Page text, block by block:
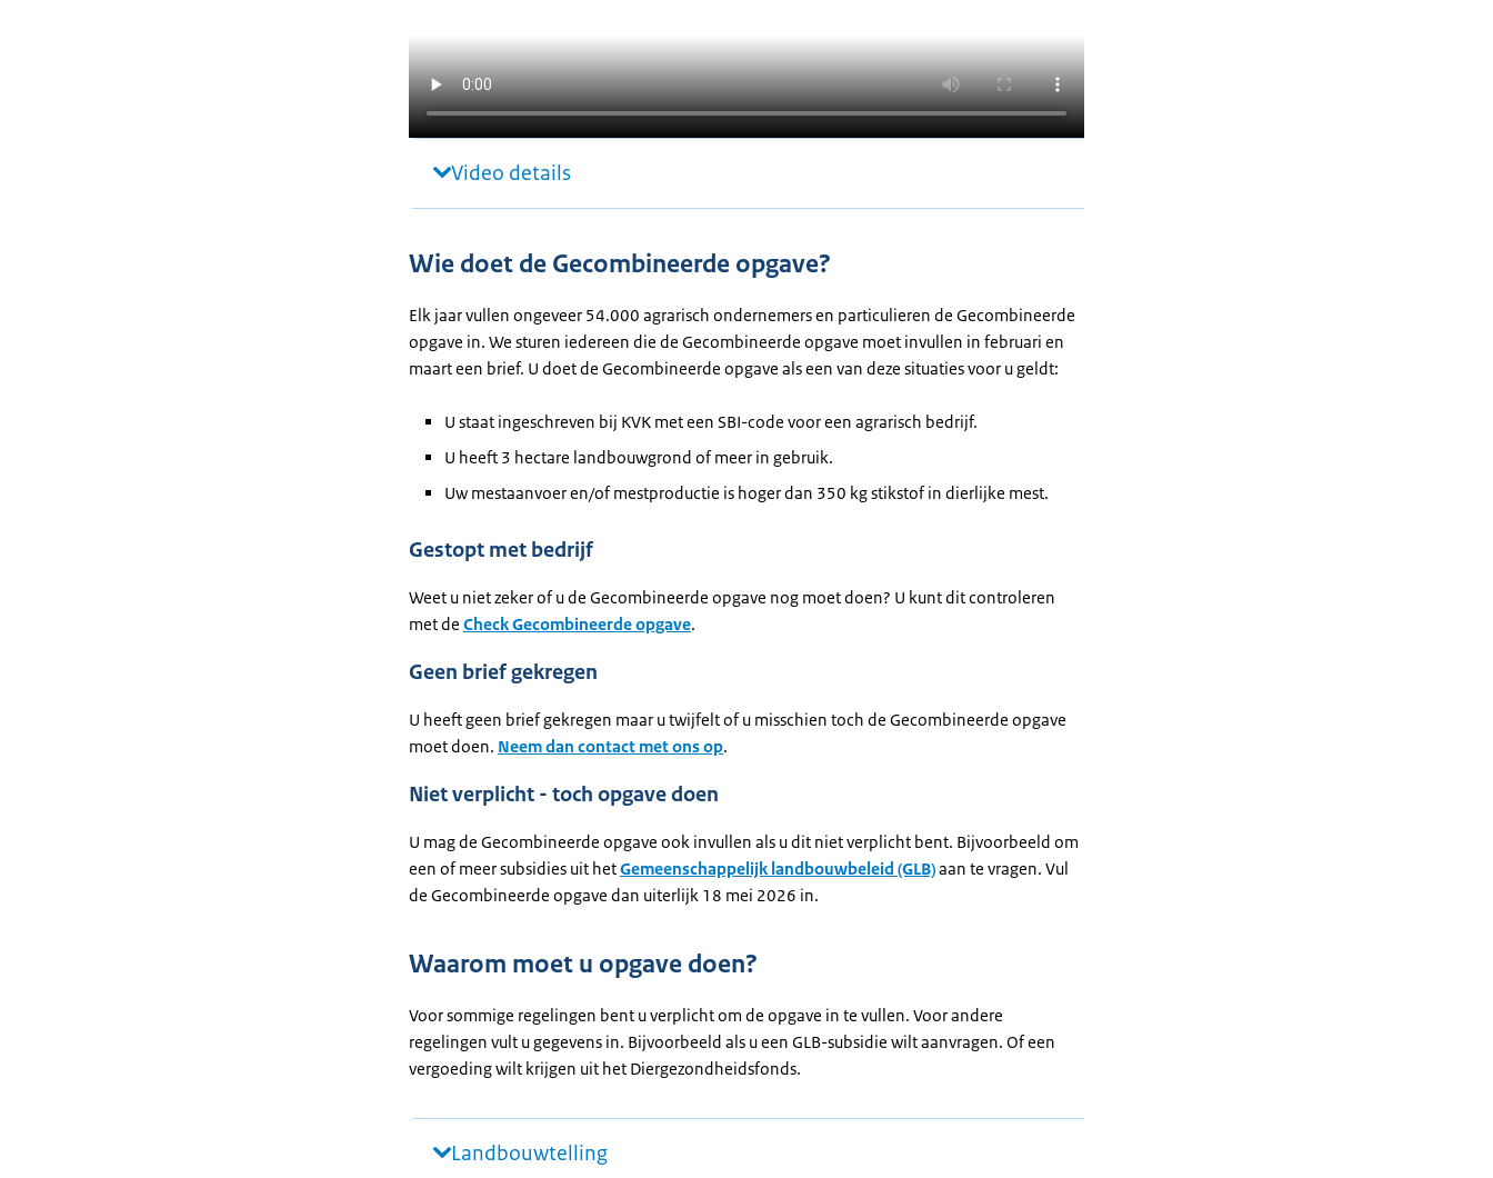
Video details
Wie doet de Gecombineerde opgave?
Elk jaar vullen ongeveer 54.000 agrarisch ondernemers en particulieren de Gecombineerde
opgave in. We sturen iedereen die de Gecombineerde opgave moet invullen in februari en
maart een brief. U doet de Gecombineerde opgave als een van deze situaties voor u geldt:
U staat ingeschreven bij KVK met een SBI-code voor een agrarisch bedrijf.
U heeft 3 hectare landbouwgrond of meer in gebruik.
Uw mestaanvoer en/of mestproductie is hoger dan 350 kg stikstof in dierlijke mest.
Gestopt met bedrijf
Weet u niet zeker of u de Gecombineerde opgave nog moet doen? U kunt dit controleren
met de Check Gecombineerde opgave.
Geen brief gekregen
U heeft geen brief gekregen maar u twijfelt of u misschien toch de Gecombineerde opgave
moet doen. Neem dan contact met ons op.
Niet verplicht - toch opgave doen
U mag de Gecombineerde opgave ook invullen als u dit niet verplicht bent. Bijvoorbeeld om
een of meer subsidies uit hetGemeenschappelijk landbouwbeleid (GLB)aan te vragen. Vul
de Gecombineerde opgave dan uiterlijk 18 mei 2026 in.
Waarom moet u opgave doen?
Voor sommige regelingen bent u verplicht om de opgave in te vullen. Voor andere
regelingen vult u gegevens in. Bijvoorbeeld als u een GLB-subsidie wilt aanvragen. Of een
vergoeding wilt krijgen uit het Diergezondheidsfonds.
Landbouwtelling